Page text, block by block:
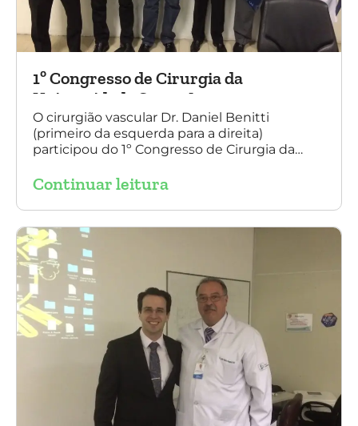
1º Congresso de Cirurgia da
Universidade Santo Amaro
O cirurgião vascular Dr. Daniel Benitti
(primeiro da esquerda para a direita)
participou do 1º Congresso de Cirurgia da
de cirurgia endovascular. O evento também
Amato e do Dr. Adnam Neser.
Continuar leitura